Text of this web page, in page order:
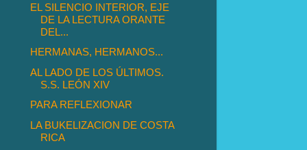
EL SILENCIO INTERIOR, EJE
DE LA LECTURA ORANTE
DEL...
HERMANAS, HERMANOS...
AL LADO DE LOS ÚLTIMOS.
S.S. LEÓN XIV
PARA REFLEXIONAR
LA BUKELIZACION DE COSTA
RICA